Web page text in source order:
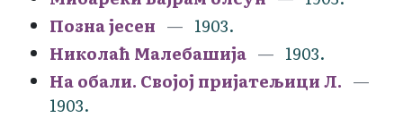
Позна јесен
1903.
Николаћ Малебашија
1903.
На обали. Својој пријатељици Л.
1903.